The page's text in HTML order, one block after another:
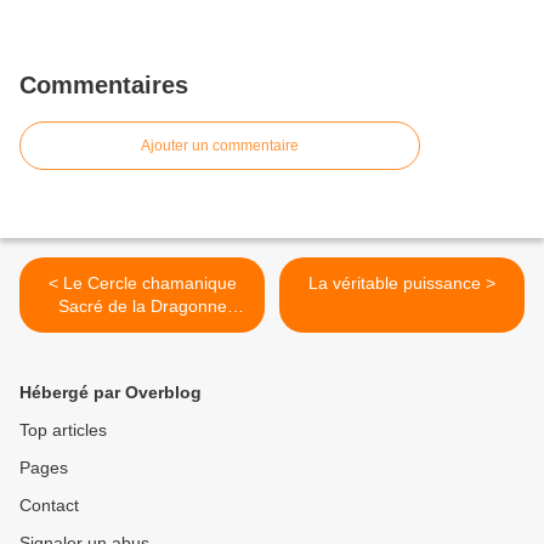
Commentaires
Ajouter un commentaire
< Le Cercle chamanique
Sacré de la Dragonne
Blanche
La véritable puissance >
Hébergé par Overblog
Top articles
Pages
Contact